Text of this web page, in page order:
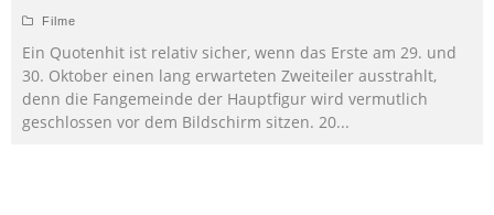
Filme
Ein Quotenhit ist relativ sicher, wenn das Erste am 29. und
30. Oktober einen lang erwarteten Zweiteiler ausstrahlt,
denn die Fangemeinde der Hauptfigur wird vermutlich
geschlossen vor dem Bildschirm sitzen. 20...